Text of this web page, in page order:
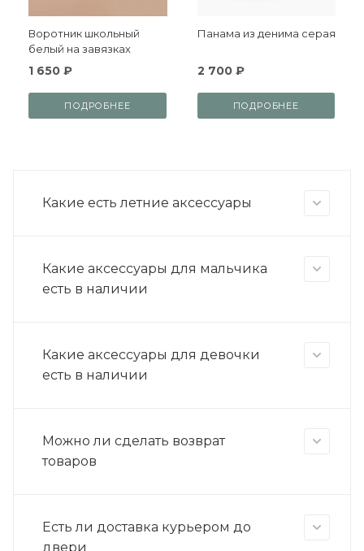
Воротник школьный
белый на завязках
1 650 ₽
ПОДРОБНЕЕ
Панама из денима серая
2 700 ₽
ПОДРОБНЕЕ
Какие есть летние аксессуары
Какие аксессуары для мальчика
есть в наличии
Какие аксессуары для девочки
есть в наличии
Можно ли сделать возврат
товаров
Есть ли доставка курьером до
двери